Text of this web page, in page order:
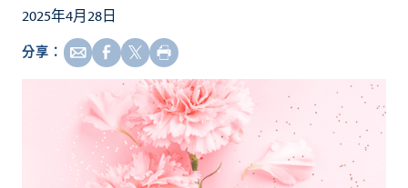
2025年4月28日
分享：